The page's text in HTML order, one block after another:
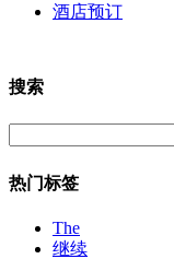
酒店预订
搜索
热门标签
The
继续